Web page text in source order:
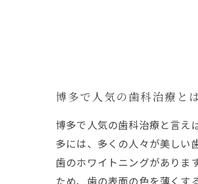
博多で人気の歯科治療と
博多で人気の歯科治療と言え
多には、多くの人々が美しい
歯のホワイトニングがありま